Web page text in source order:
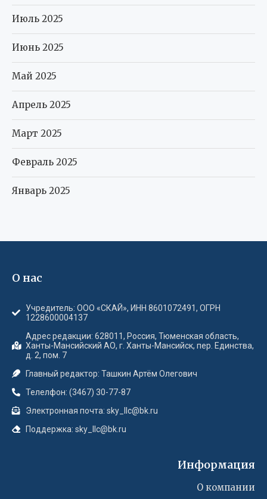
Июль 2025
Июнь 2025
Май 2025
Апрель 2025
Март 2025
Февраль 2025
Январь 2025
О нас
Учредитель: ООО «СКАЙ», ИНН 8601072491, ОГРН
1228600004137
Адрес редакции: 628011, Россия, Тюменская область,
Ханты-Мансийский АО, г. Ханты-Мансийск, пер. Единства,
д. 2, пом. 7
Главный редактор: Ташкин Артём Олегович
Телелфон: (3467) 30-77-87
Электронная почта: sky_llc@bk.ru
Поддержка: sky_llc@bk.ru
Информация
О компании